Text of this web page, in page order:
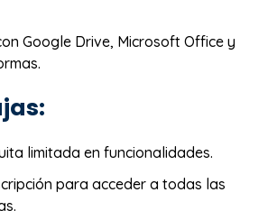
Google Drive, Microsoft Office y
limitada en funcionalidades.
para acceder a todas las